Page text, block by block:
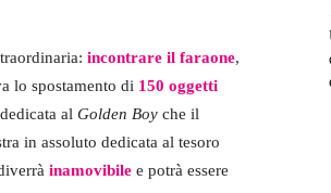
incontrare il faraone,
lo spostamento di 150 oggetti
al Golden Boy che il
in assoluto dedicata al tesoro
inamovibile e potrà essere